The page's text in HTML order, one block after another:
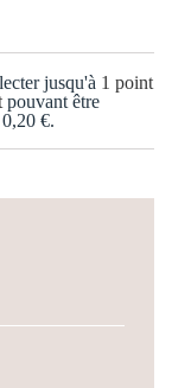
jusqu'à 1 point
pouvant être
0,20 €.